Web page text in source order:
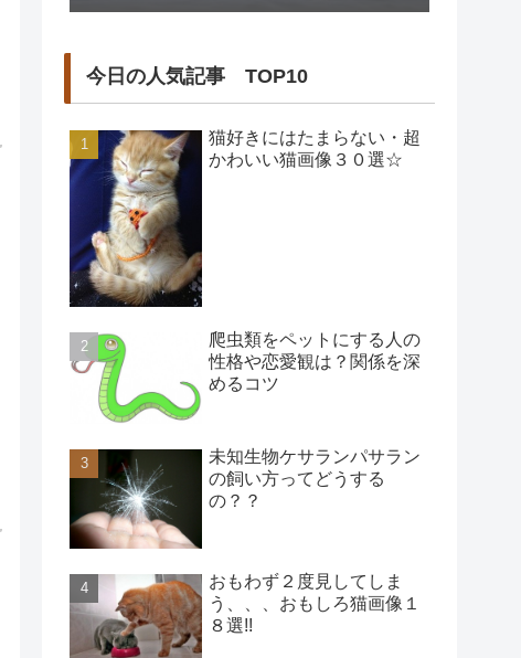
今日の人気記事 TOP10
猫好きにはたまらない・超
かわいい猫画像３０選☆
爬虫類をペットにする人の
性格や恋愛観は？関係を深
めるコツ
未知生物ケサランパサラン
の飼い方ってどうする
の？？
おもわず２度見してしま
う、、、おもしろ猫画像１
８選!!